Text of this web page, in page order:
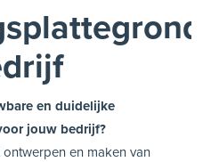
en duidelijke
jouw bedrijf?
en maken van